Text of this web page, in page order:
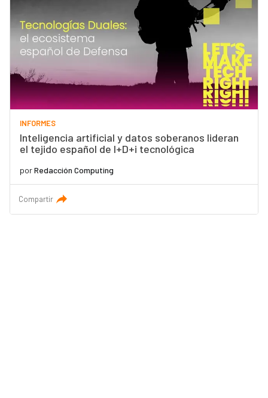
INFORMES
Inteligencia artificial y datos soberanos lideran
el tejido español de I+D+i tecnológica
porRedacción Computing
Compartir